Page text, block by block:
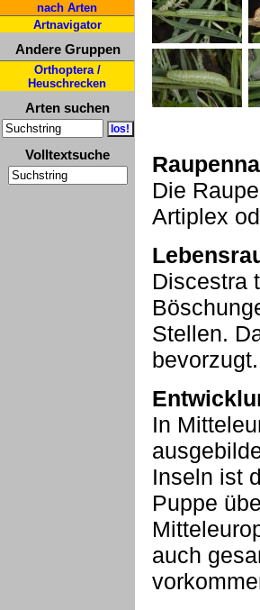
nach Arten
Artnavigator
Andere Gruppen
Orthoptera /
Heuschrecken
Arten suchen
Volltextsuche
Die
Artiplex
Discestra
Stellen.
bevorzugt.
In
Inseln ist
Puppe
auch